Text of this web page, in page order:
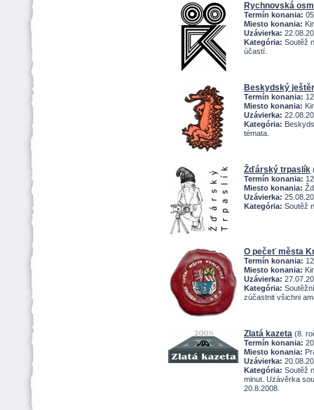
Rychnovská
Termín konania:
Miesto konania:
Uzávierka:
Kategória: Soutěž
účastí.
Beskydský ještěr
Termín konania:
Miesto konania:
Uzávierka:
Kategória:
témata.
ďárský trpaslík
Termín konania:
Miesto konania:
Uzávierka:
Kategória: Soutěž
O pečeť města
Termín konania:
Miesto konania:
Uzávierka:
Kategória:
zúčastnit všichni
Zlatá kazeta (8.
Termín konania:
Miesto konania:
Uzávierka:
Kategória: Soutěž
minut. Uzávěrka
20.8.2008.